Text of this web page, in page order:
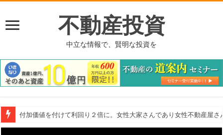
不動産投資
中立な情報で、賢明な投資を
付加価値を付けて利回り２倍に。女性大家さんであり女性不動産屋さ